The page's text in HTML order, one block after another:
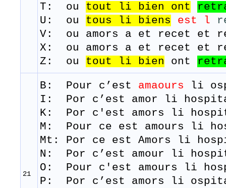
T: ou tout li bien ont
U: ou tous li biens est l
V: ou amors a et recet et
X: ou amors a et recet et
Z: ou tout li bien ont
21
B: Pour c’est amaours li
I: Por c’est amor li
K: Por c'est amors li
M: Pour ce est amours li
Mt: Por ce est Amors li
N: Por c’est amour li
​O: Pour c'est amours li
​P: Por c’est amors li